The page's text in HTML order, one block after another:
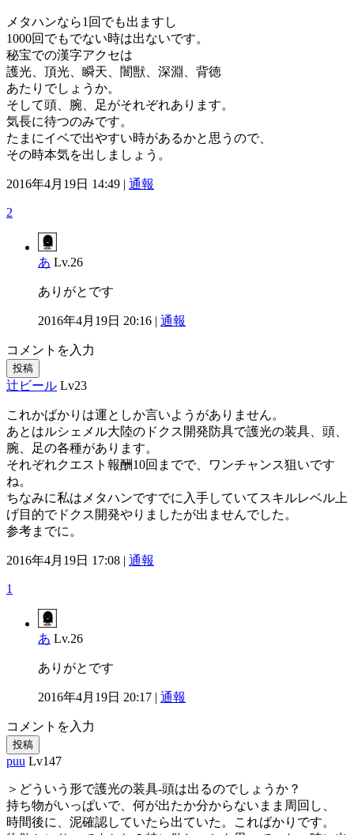
メタハンなら1回でも出ますし
1000回でもでない時は出ないです。
秘宝での漢字アクセは
護光、頂光、瞬天、闇獣、深淵、背徳
あたりでしょうか。
そして頭、腕、足がそれぞれあります。
気長に待つのみです。
たまにイベで出やすい時があるかと思うので、
その時本気を出しましょう。
2016年4月19日 14:49 | 通報
2
あ Lv.26
ありがとです
2016年4月19日 20:16 | 通報
コメントを入力
投稿
辻ビール Lv23
これかばかりは運としか言いようがありません。
あとはルシェメル大陸のドクス開発防具で護光の装具、頭、
腕、足の各種があります。
それぞれクエスト報酬10回までで、ワンチャンス狙いです
ね。
ちなみに私はメタハンですでに入手していてスキルレベル上
げ目的でドクス開発やりましたが出ませんでした。
参考までに。
2016年4月19日 17:08 | 通報
1
あ Lv.26
ありがとです
2016年4月19日 20:17 | 通報
コメントを入力
投稿
puu Lv147
＞どういう形で護光の装具-頭は出るのでしょうか？
持ち物がいっぱいで、何が出たか分からないまま周回し、
時間後に、泥確認していたら出ていた。こればかりです。